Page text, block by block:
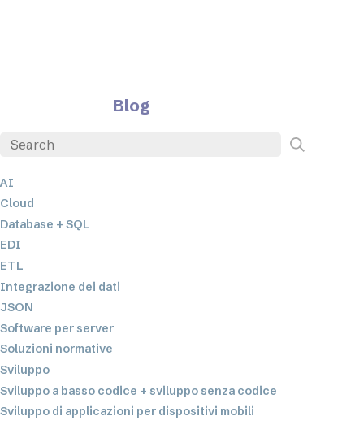
Blog
AI
Cloud
Database + SQL
EDI
ETL
Integrazione dei dati
JSON
Software per server
Soluzioni normative
Sviluppo
Sviluppo a basso codice + sviluppo senza codice
Sviluppo di applicazioni per dispositivi mobili